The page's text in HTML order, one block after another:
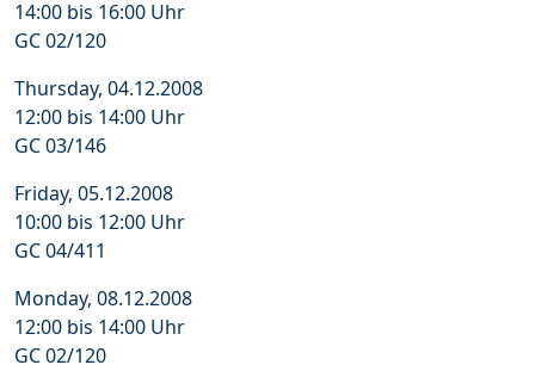
14:00 bis 16:00 Uhr
GC 02/120
Thursday, 04.12.2008
12:00 bis 14:00 Uhr
GC 03/146
Friday, 05.12.2008
10:00 bis 12:00 Uhr
GC 04/411
Monday, 08.12.2008
12:00 bis 14:00 Uhr
GC 02/120